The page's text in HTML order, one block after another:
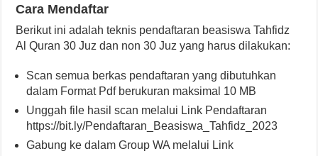
Cara Mendaftar
Berikut ini adalah teknis pendaftaran beasiswa Tahfidz
Al Quran 30 Juz dan non 30 Juz yang harus dilakukan:
Scan semua berkas pendaftaran yang dibutuhkan
dalam Format Pdf berukuran maksimal 10 MB
Unggah file hasil scan melalui Link Pendaftaran
https://bit.ly/Pendaftaran_Beasiswa_Tahfidz_2023
Gabung ke dalam Group WA melalui Link